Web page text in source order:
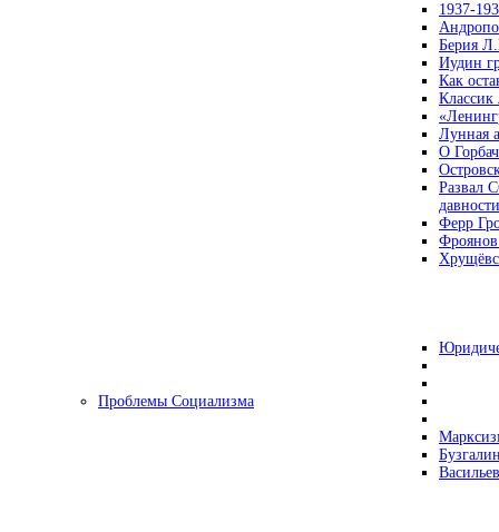
1937-
Берия
Иудин
Как
Лунная
О
Развал
давности
Ферр
Проблемы Социализма